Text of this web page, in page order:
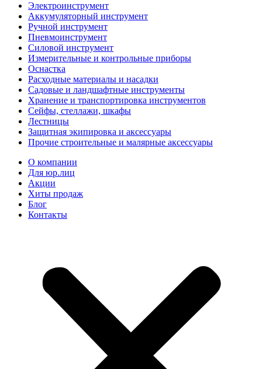
Электроинструмент
Аккумуляторный инструмент
Ручной инструмент
Пневмоинструмент
Силовой инструмент
Измерительные и контрольные приборы
Оснастка
Расходные материалы и насадки
Садовые и ландшафтные инструменты
Хранение и транспортировка инструментов
Сейфы, стеллажи, шкафы
Лестницы
Защитная экипировка и аксессуары
Прочие строительные и малярные аксессуары
О компании
Для юр.лиц
Акции
Хиты продаж
Блог
Контакты